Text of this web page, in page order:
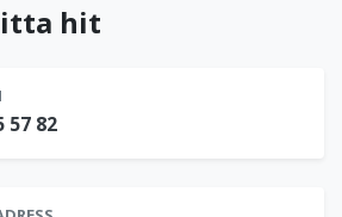
hit
57 82